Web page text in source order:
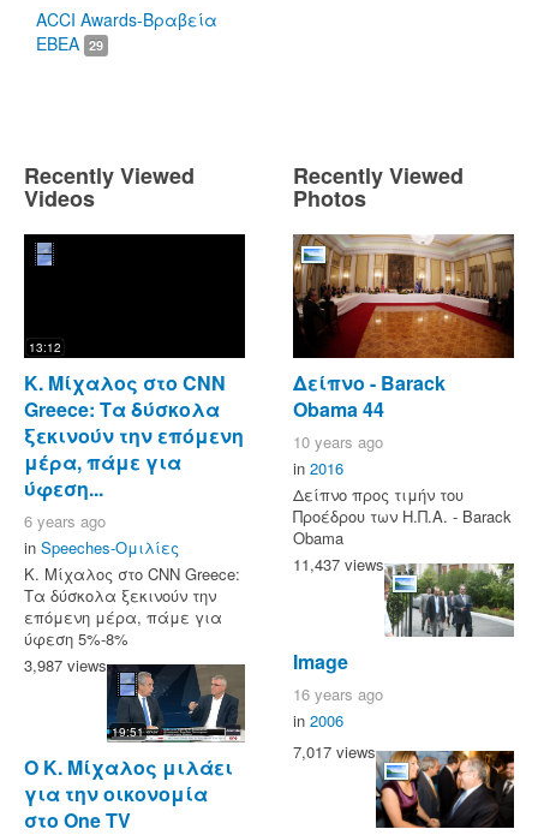
ACCI Awards-Βραβεία
ΕΒΕΑ 29
Recently Viewed
Videos
13:12
Κ. Μίχαλος στο CNN
Greece: Τα δύσκολα
ξεκινούν την επόμενη
μέρα, πάμε για
ύφεση...
6 years ago
in Speeches-Ομιλίες
Κ. Μίχαλος στο CNN Greece:
Τα δύσκολα ξεκινούν την
επόμενη μέρα, πάμε για
ύφεση 5%-8%
3,987 views
19:51
Ο Κ. Μίχαλος μιλάει
για την οικονομία
στο One TV
Recently Viewed
Photos
Δείπνο - Barack
Obama 44
10 years ago
in 2016
Δείπνο προς τιμήν του
Προέδρου των Η.Π.Α. - Barack
Obama
11,437 views
Image
16 years ago
in 2006
7,017 views